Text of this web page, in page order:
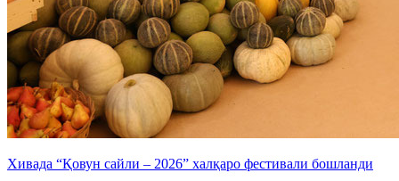
Хивада “Қовун сайли – 2026” халқаро фестивали бошланди